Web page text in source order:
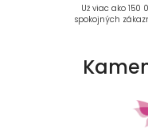
Už viac ako 150
spokojných